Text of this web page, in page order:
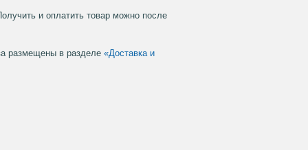
и оплатить товар можно после
размещены в разделе «Доставка и